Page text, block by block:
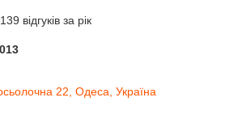
відгуків за рік
22, Одеса, Україна